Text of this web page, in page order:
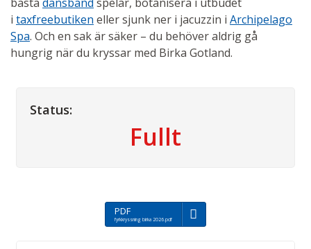
i taxfreebutiken eller sjunk ner i jacuzzin i Archipelago
Spa. Och en sak är säker – du behöver aldrig gå
hungrig när du kryssar med Birka Gotland.
Status:
Fullt
PDF
fyrkkryssning birka 2026.pdf